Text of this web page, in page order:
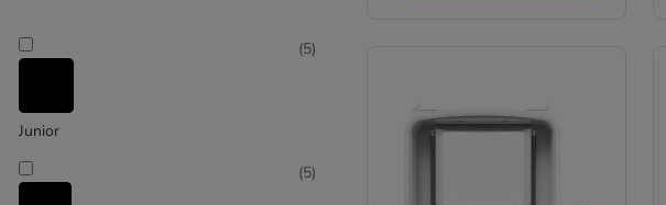
Junior
(5)
(5)